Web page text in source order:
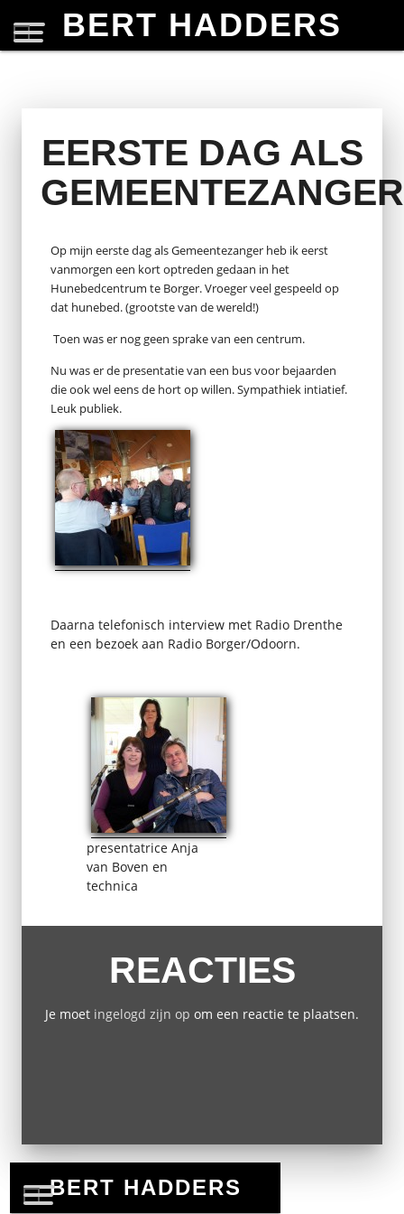
BERT HADDERS
EERSTE DAG ALS
GEMEENTEZANGER
Op mijn eerste dag als Gemeentezanger heb ik eerst
vanmorgen een kort optreden gedaan in het
Hunebedcentrum te Borger. Vroeger veel gespeeld op
dat hunebed. (grootste van de wereld!)
Toen was er nog geen sprake van een centrum.
Nu was er de presentatie van een bus voor bejaarden
die ook wel eens de hort op willen. Sympathiek intiatief.
Leuk publiek.
Daarna telefonisch interview met Radio Drenthe
en een bezoek aan Radio Borger/Odoorn.
presentatrice Anja
van Boven en
technica
REACTIES
Je moet ingelogd zijn op om een reactie te plaatsen.